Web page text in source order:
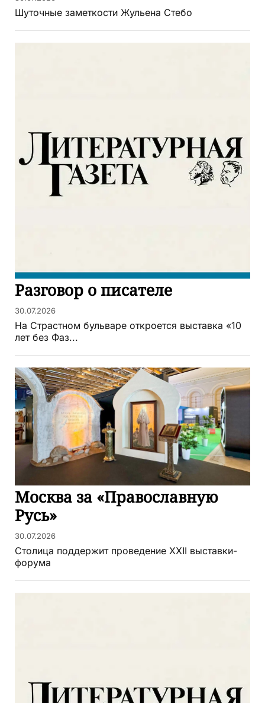
Шуточные заметкости Жульена Стебо
Разговор о писателе
30.07.2026
На Страстном бульваре откроется выставка «10
лет без Фаз...
Москва за «Православную
Русь»
30.07.2026
Столица поддержит проведение XXII выставки-
форума